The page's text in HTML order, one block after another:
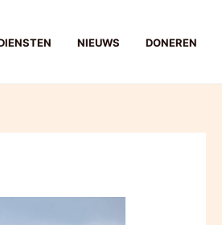
NIEUWS DONEREN